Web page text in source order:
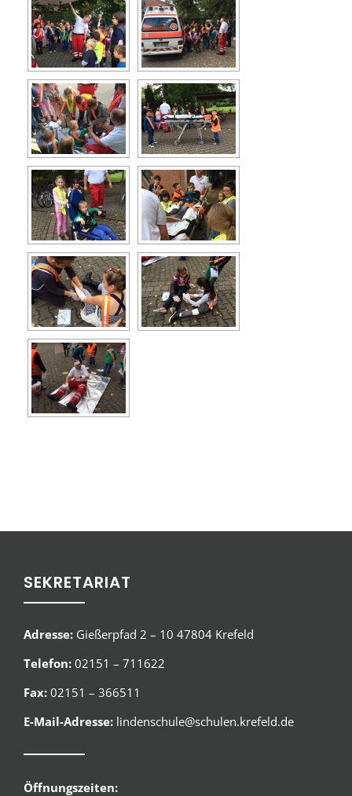
SEKRETARIAT
Adresse: Gießerpfad 2 – 10 47804 Krefeld
Telefon: 02151 – 711622
Fax: 02151 – 366511
E-Mail-Adresse: lindenschule@schulen.krefeld.de
Öffnungszeiten: